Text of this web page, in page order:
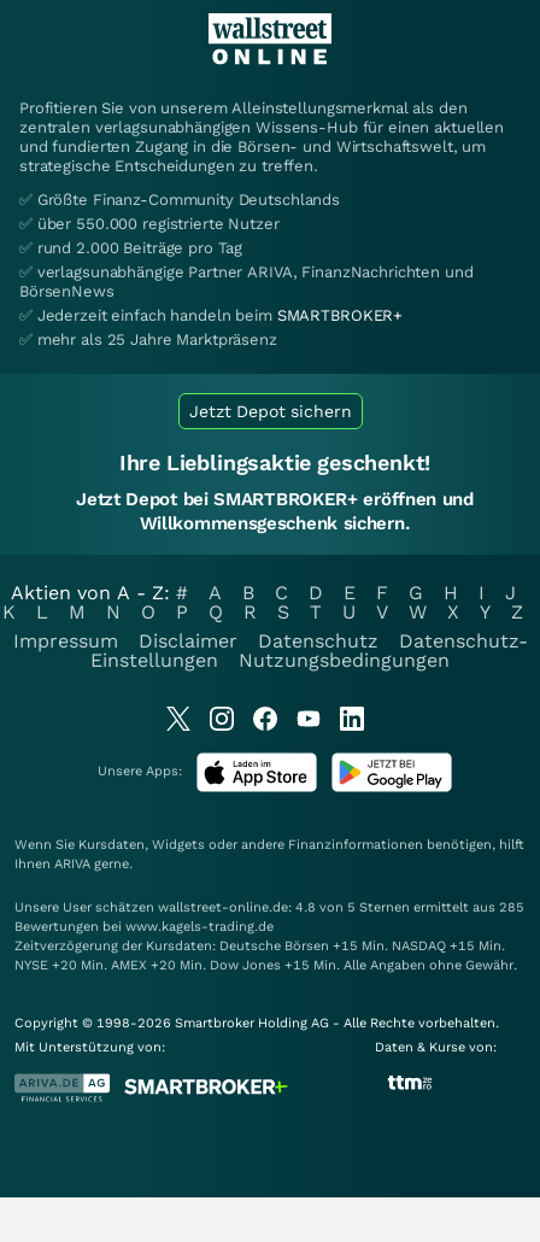
Profitieren Sie von unserem Alleinstellungsmerkmal als den
zentralen verlagsunabhängigen Wissens-Hub für einen aktuellen
und fundierten Zugang in die Börsen- und Wirtschaftswelt, um
strategische Entscheidungen zu treffen.
✅ Größte Finanz-Community Deutschlands
✅ über 550.000 registrierte Nutzer
✅ rund 2.000 Beiträge pro Tag
✅ verlagsunabhängige Partner ARIVA, FinanzNachrichten und
BörsenNews
✅ Jederzeit einfach handeln beim SMARTBROKER+
✅ mehr als 25 Jahre Marktpräsenz
Jetzt Depot sichern
Ihre Lieblingsaktie geschenkt!
Jetzt Depot bei SMARTBROKER+ eröffnen und
Willkommensgeschenk sichern.
Aktien von A - Z: # A B C D E F G H I
J
K
L M N O P Q R S T U V W X Y
Z
Impressum
Disclaimer Datenschutz
Datenschutz-
Einstellungen
Nutzungsbedingungen
Unsere Apps:
Wenn Sie Kursdaten, Widgets oder andere Finanzinformationen benötigen, hilft
Ihnen ARIVA gerne.
Unsere User schätzen wallstreet-online.de: 4.8 von 5 Sternen ermittelt aus 285
Bewertungen bei www.kagels-trading.de
Zeitverzögerung der Kursdaten: Deutsche Börsen +15 Min. NASDAQ +15 Min.
NYSE +20 Min. AMEX +20 Min. Dow Jones +15 Min. Alle Angaben ohne Gewähr.
Copyright © 1998-2026 Smartbroker Holding AG - Alle Rechte vorbehalten.
Mit Unterstützung von:
Daten & Kurse von: